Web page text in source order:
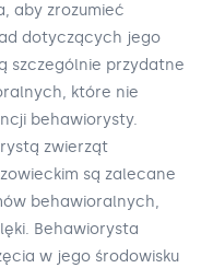
aby zrozumieć
dotyczących jego
szczególnie przydatne
które nie
behawiorysty.
zwierząt
są zalecane
behawioralnych,
Behawiorysta
w jego środowisku